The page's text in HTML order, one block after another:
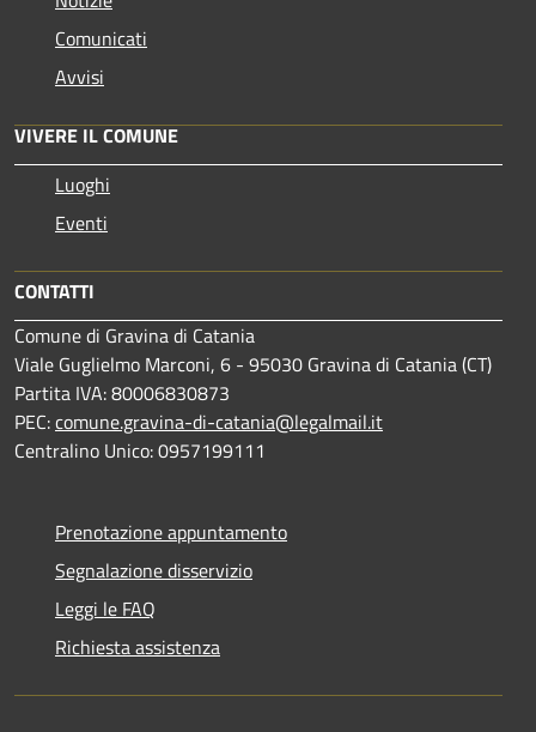
Comunicati
Avvisi
VIVERE IL COMUNE
Luoghi
Eventi
CONTATTI
Comune di Gravina di Catania
Viale Guglielmo Marconi, 6 - 95030 Gravina di Catania (CT)
Partita IVA: 80006830873
PEC:comune.gravina-di-catania@legalmail.it
Centralino Unico: 0957199111
Prenotazione appuntamento
Segnalazione disservizio
Leggi le FAQ
Richiesta assistenza